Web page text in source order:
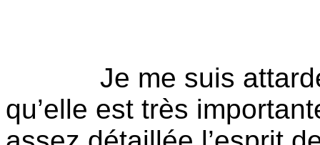
Je me suis
qu’elle est très